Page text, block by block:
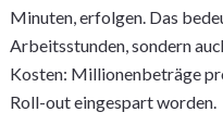
Minuten, erfolgen. Das
Arbeitsstunden, sondern
Kosten: Millionenbeträge
Roll-out eingespart worden.